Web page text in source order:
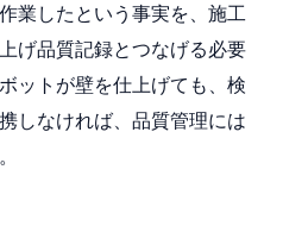
業したという事実を、施工
げ品質記録とつなげる必要
ットが壁を仕上げても、検
しなければ、品質管理には